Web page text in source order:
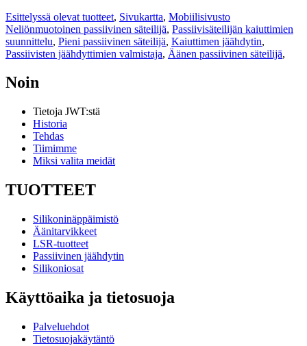
Esittelyssä olevat tuotteet, Sivukartta, Mobiilisivusto
Neliönmuotoinen passiivinen säteilijä, Passiivisäteilijän kaiuttimien
suunnittelu, Pieni passiivinen säteilijä, Kaiuttimen jäähdytin,
Passiivisten jäähdyttimien valmistaja, Äänen passiivinen säteilijä,
Noin
Tietoja JWT:stä
Historia
Tehdas
Tiimimme
Miksi valita meidät
TUOTTEET
Silikoninäppäimistö
Äänitarvikkeet
LSR-tuotteet
Passiivinen jäähdytin
Silikoniosat
Käyttöaika ja tietosuoja
Palveluehdot
Tietosuojakäytäntö